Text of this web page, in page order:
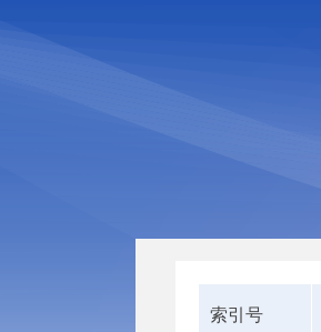
索引号